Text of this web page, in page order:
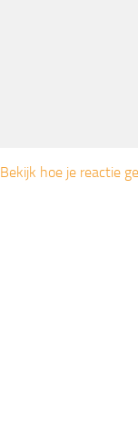
Bekijk hoe je reactie